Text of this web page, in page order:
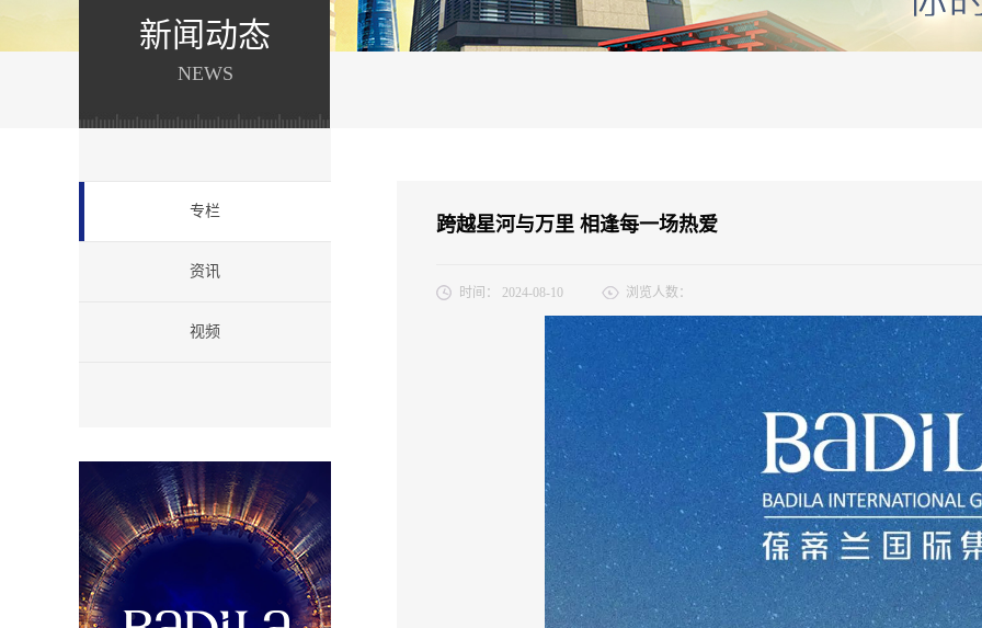
新闻动态
NEWS
专栏
资讯
视频
跨越星河与万里 相逢每一场热爱
时间： 2024-08-10 浏览人数：